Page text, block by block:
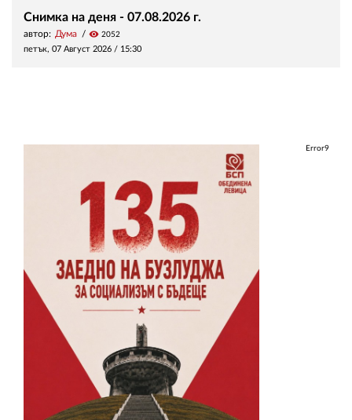
Снимка на деня - 07.08.2026 г.
автор: Дума visibility 2052
петък, 07 Август 2026 / 15:30
Error9